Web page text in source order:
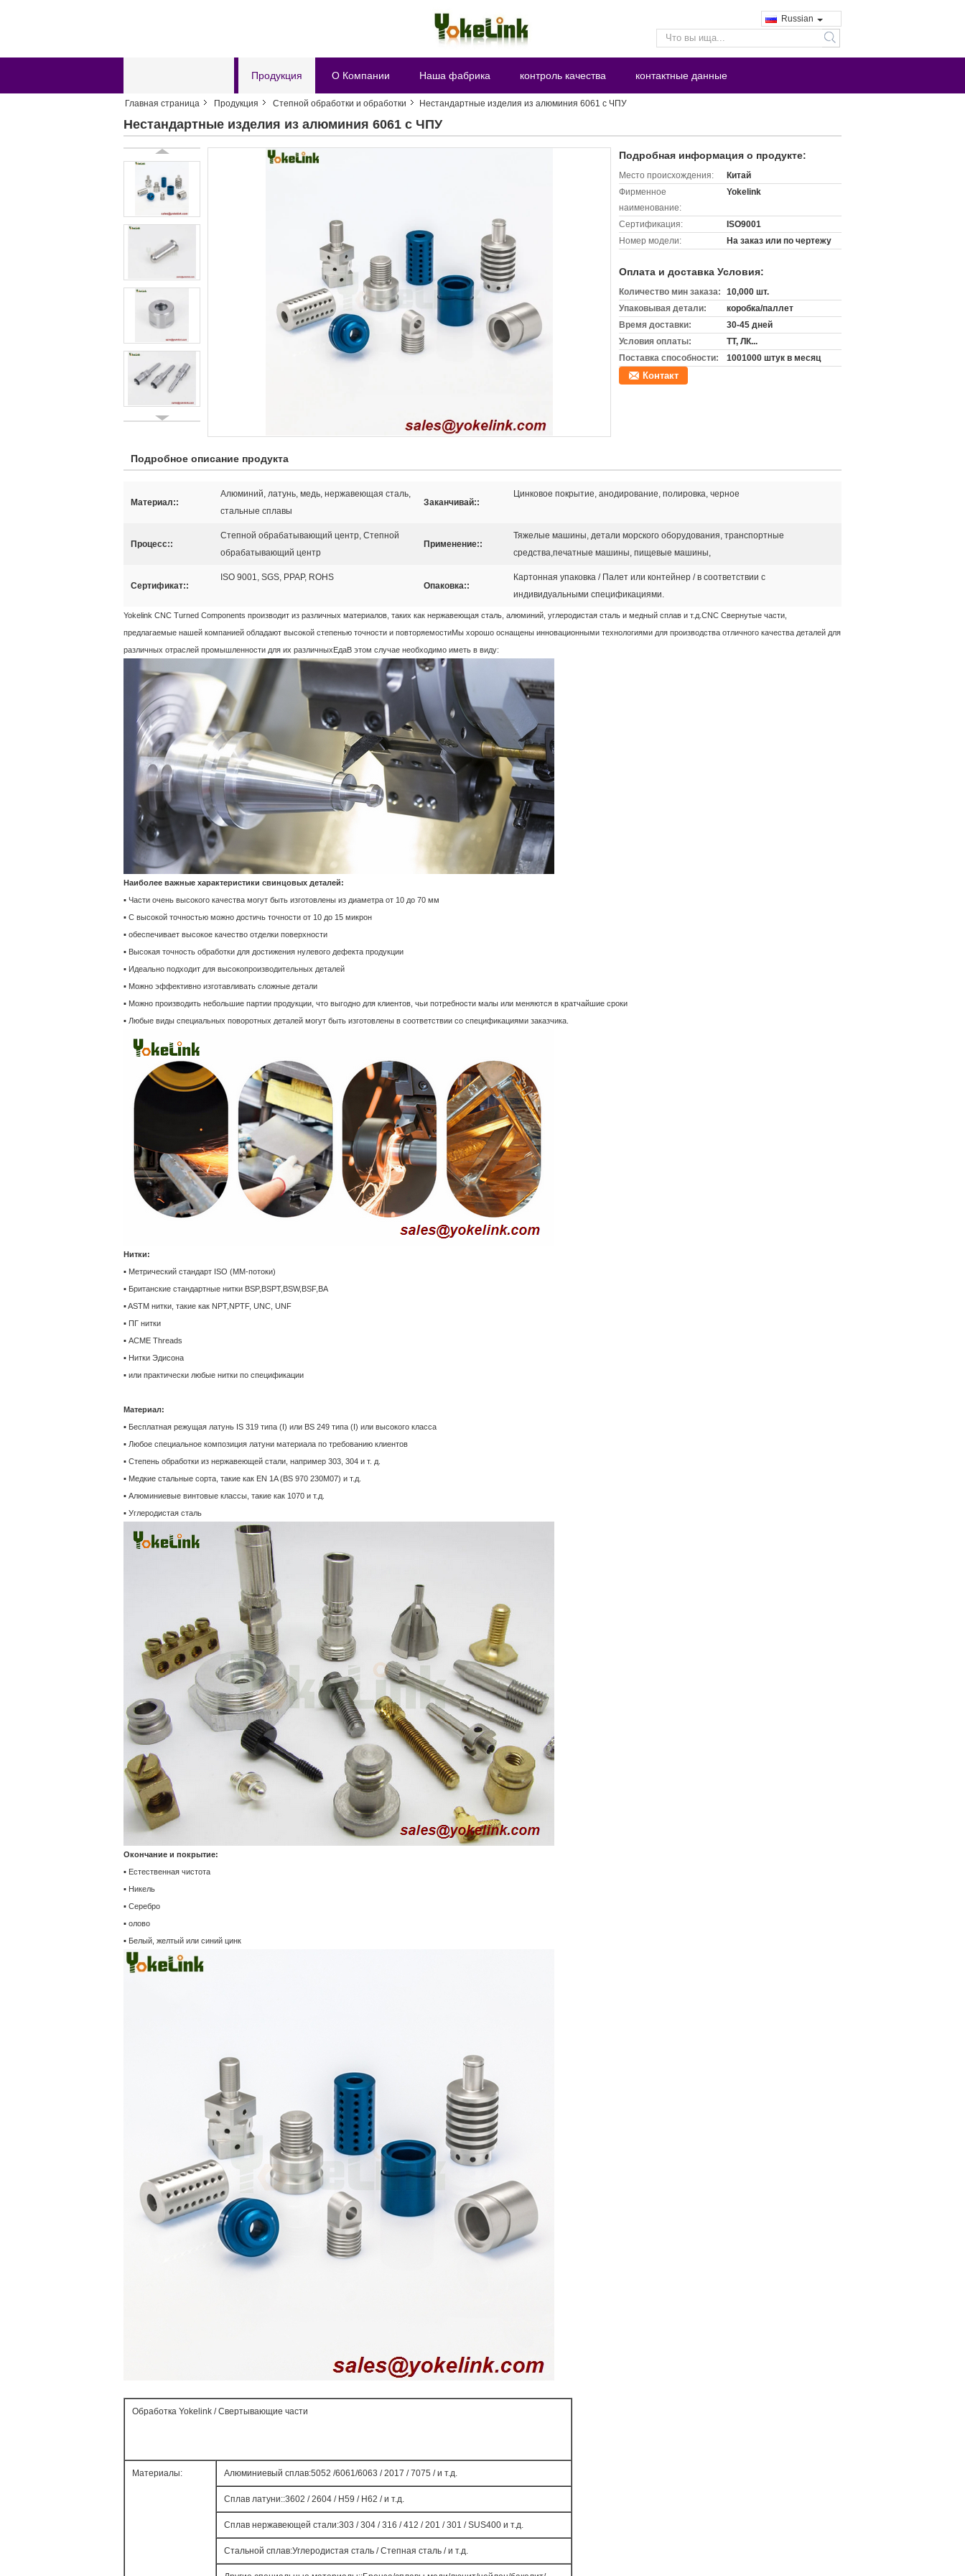
Russian
search
Продукция О Компании Наша фабрика контроль качества контактные данные
Отправить запрос
Главная страница Продукция Степной обработки и обработки Нестандартные изделия из алюминия 6061 с ЧПУ
Нестандартные изделия из алюминия 6061 с ЧПУ
Подробная информация о продукте:
Место происхождения:
Китай
Фирменное
наименование:
Yokelink
Сертификация:
ISO9001
Номер модели:
На заказ или по чертежу
Оплата и доставка Условия:
Количество мин заказа:
10,000 шт.
Упаковывая детали:
коробка/паллет
Время доставки:
30-45 дней
Условия оплаты:
ТТ, ЛК...
Поставка способности:
1001000 штук в месяц
Контакт
Подробное описание продукта
Материал::
Алюминий, латунь, медь, нержавеющая сталь,
стальные сплавы
Заканчивай::
Цинковое покрытие, анодирование, полировка, черное
Процесс::
Степной обрабатывающий центр, Степной
обрабатывающий центр
Применение::
Тяжелые машины, детали морского оборудования, транспортные
средства,печатные машины, пищевые машины,
Сертификат::
ISO 9001, SGS, PPAP, ROHS
Опаковка::
Картонная упаковка / Палет или контейнер / в соответствии с
индивидуальными спецификациями.
Yokelink CNC Turned Components производит из различных материалов, таких как нержавеющая сталь, алюминий, углеродистая сталь и медный сплав и т.д.CNC Свернутые части,
предлагаемые нашей компанией обладают высокой степенью точности и повторяемостиМы хорошо оснащены инновационными технологиями для производства отличного качества деталей для
различных отраслей промышленности для их различныхЕдаВ этом случае необходимо иметь в виду:
Наиболее важные характеристики свинцовых деталей:
▪ Части очень высокого качества могут быть изготовлены из диаметра от 10 до 70 мм
▪ С высокой точностью можно достичь точности от 10 до 15 микрон
▪ обеспечивает высокое качество отделки поверхности
▪ Высокая точность обработки для достижения нулевого дефекта продукции
▪ Идеально подходит для высокопроизводительных деталей
▪ Можно эффективно изготавливать сложные детали
▪ Можно производить небольшие партии продукции, что выгодно для клиентов, чьи потребности малы или меняются в кратчайшие сроки
▪ Любые виды специальных поворотных деталей могут быть изготовлены в соответствии со спецификациями заказчика.
Нитки:
▪ Метрический стандарт ISO (MM-потоки)
▪ Британские стандартные нитки BSP,BSPT,BSW,BSF,BA
▪ ASTM нитки, такие как NPT,NPTF, UNC, UNF
▪ ПГ нитки
▪ ACME Threads
▪ Нитки Эдисона
▪ или практически любые нитки по спецификации
Материал:
▪ Бесплатная режущая латунь IS 319 типа (I) или BS 249 типа (I) или высокого класса
▪ Любое специальное композиция латуни материала по требованию клиентов
▪ Степень обработки из нержавеющей стали, например 303, 304 и т. д.
▪ Медкие стальные сорта, такие как EN 1A (BS 970 230M07) и т.д.
▪ Алюминиевые винтовые классы, такие как 1070 и т.д.
▪ Углеродистая сталь
Окончание и покрытие:
▪ Естественная чистота
▪ Никель
▪ Серебро
▪ олово
▪ Белый, желтый или синий цинк
Обработка Yokelink / Свертывающие части
Материалы: Алюминиевый сплав:5052 /6061/6063 / 2017 / 7075 / и т.д.
Сплав латуни::3602 / 2604 / H59 / H62 / и т.д.
Сплав нержавеющей стали:303 / 304 / 316 / 412 / 201 / 301 / SUS400 и т.д.
Стальной сплав:Углеродистая сталь / Степная сталь / и т.д.